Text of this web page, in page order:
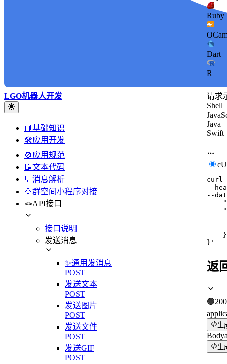
LGO机器人开发
📘基础知识
🛠️应用开发
🚫应用规范
📝文本代码
💬消息解析
💎群空间小程序对接
🪢API接口
接口说明
发送消息
✨通用发消息
POST
发送文本
POST
发送图片
POST
发送文件
POST
发送GIF
POST
Ruby
Dart
R
请求
Shell
Java
Swift
curl
--
--
    }
}'
返
🟢200
生
Body
生